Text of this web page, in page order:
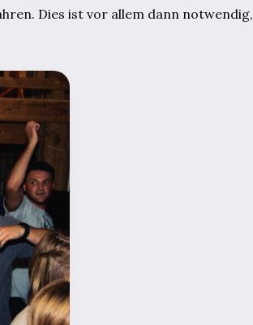
Dies ist vor allem dann notwendig,